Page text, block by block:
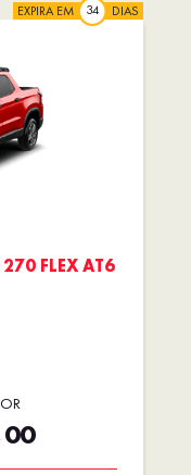
EXPIRA EM DIAS
270 FLEX AT6